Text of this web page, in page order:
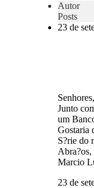
Autor
Posts
23 de
Senhores,
Junto
um
Gostaria
S?rie do
Abra?os,
Marcio
23 de